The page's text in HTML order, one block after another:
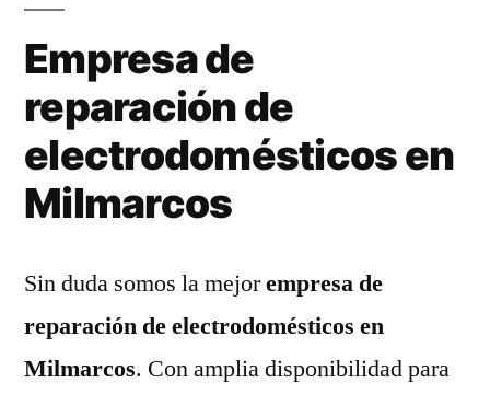
Empresa de
reparación de
electrodomésticos en
Milmarcos
Sin duda somos la mejorempresa de
reparación de electrodomésticos en
Milmarcos. Con amplia disponibilidad para